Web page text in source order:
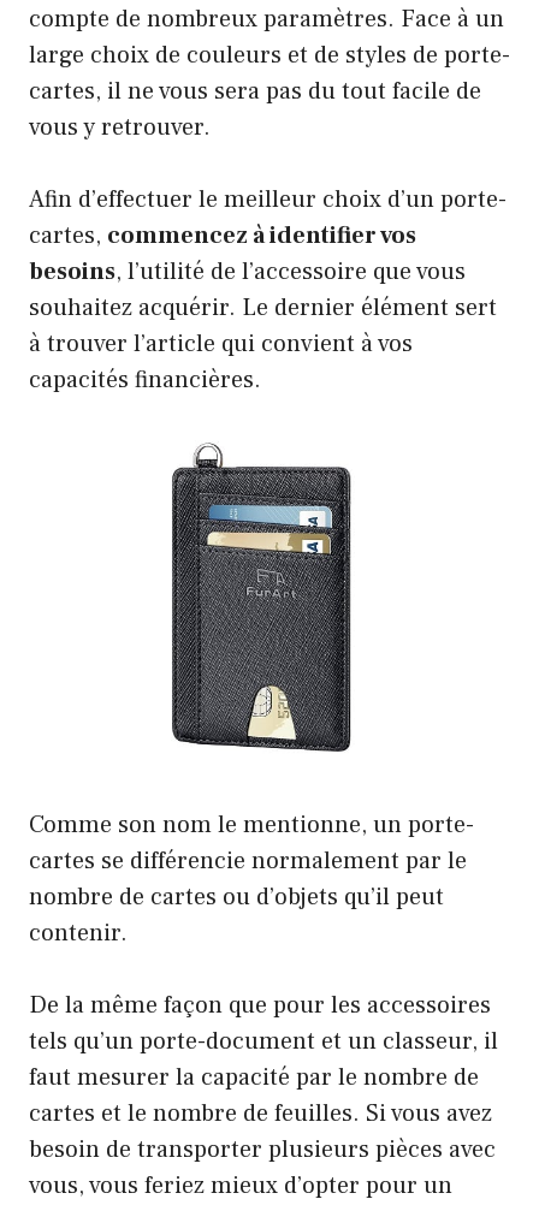
compte de nombreux paramètres. Face à un
large choix de couleurs et de styles de porte-
cartes, il ne vous sera pas du tout facile de
vous y retrouver.
Afin d’effectuer le meilleur choix d’un porte-
cartes, commencez à identifier vos
besoins, l’utilité de l’accessoire que vous
souhaitez acquérir. Le dernier élément sert
à trouver l’article qui convient à vos
capacités financières.
Comme son nom le mentionne, un porte-
cartes se différencie normalement par le
nombre de cartes ou d’objets qu’il peut
contenir.
De la même façon que pour les accessoires
tels qu’un porte-document et un classeur, il
faut mesurer la capacité par le nombre de
cartes et le nombre de feuilles. Si vous avez
besoin de transporter plusieurs pièces avec
vous, vous feriez mieux d’opter pour un